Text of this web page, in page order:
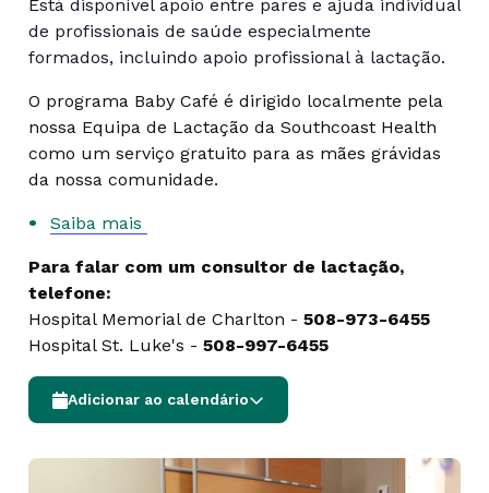
Está disponível apoio entre pares e ajuda individual
de profissionais de saúde especialmente
formados, incluindo apoio profissional à lactação.
O programa Baby Café é dirigido localmente pela
nossa Equipa de Lactação da Southcoast Health
como um serviço gratuito para as mães grávidas
da nossa comunidade.
Saiba mais
Para falar com um consultor de lactação,
telefone:
Hospital Memorial de Charlton - 508-973-6455
Hospital St. Luke's - 508-997-6455
Adicionar ao calendário